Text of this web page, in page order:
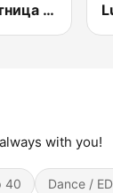
Радио Пятница (Pyatnica)
with you!
40 Dance /